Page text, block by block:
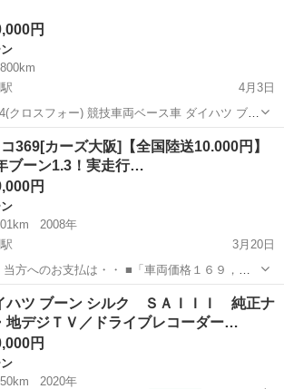
ス...
円
4月3日
ォー) 競技車両ベース車 ダイハツ ブー
筒 DOHC936cc(タイミングチェーン式) エンジ
KJ-VET 珍しい車だと思います。 ほぼほぼ被らないと思...
ブーン 車両
369[カーズ大阪]【全国陸送10.000円】
ブーン1.3！実走行…
円
2008年
3月20日
方へのお支払は・・ ■「車両価格１６９，０
円」 ■だけです！ 【全国陸送費
ペーン中】 ●「ブーン 白！」が入庫しました！
金剛駅
ハツ ブーン シルク ＳＡＩＩＩ 純正ナ
地デジＴＶ／ドライブレコーダー…
円
2020年